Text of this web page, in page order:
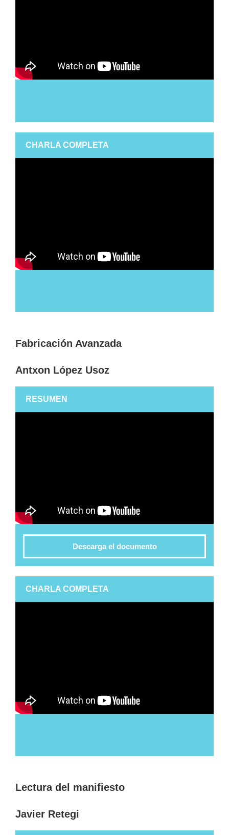
CHARLA COMPLETA
Fabricación Avanzada
Antxon López Usoz
RESUMEN
Descarga el documento
CHARLA COMPLETA
Lectura del manifiesto
Javier Retegi